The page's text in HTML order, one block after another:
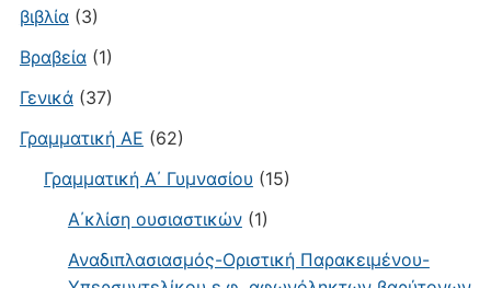
βιβλία(3)
Βραβεία(1)
Γενικά(37)
Γραμματική ΑΕ (62)
Γραμματική Α΄ Γυμνασίου (15)
Α΄κλίση ουσιαστικών(1)
Αναδιπλασιασμός-Οριστική Παρακειμένου-